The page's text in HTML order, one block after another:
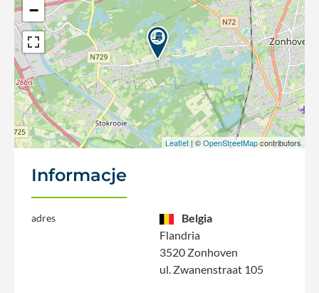
−
Leaflet | ©OpenStreetMapcontributors
Informacje
adres
Belgia
Flandria
3520 Zonhoven
ul. Zwanenstraat 105